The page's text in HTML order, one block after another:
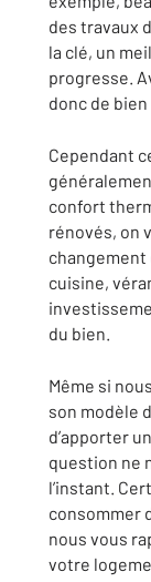
des travaux
la clé, un
progresse.
donc de bien
Cependant
confort
rénovés, on
changement
cuisine,
du bien.
Même si
son modèle
d’apporter
question ne
l’instant.
consommer
nous vous
votre